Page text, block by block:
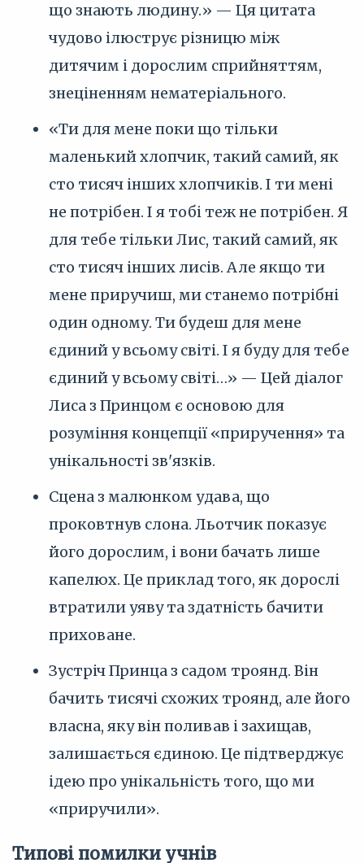
що знають людину.» — Ця цитата
чудово ілюструє різницю між
дитячим і дорослим сприйняттям,
знеціненням нематеріального.
«Ти для мене поки що тільки
маленький хлопчик, такий самий, як
сто тисяч інших хлопчиків. І ти мені
не потрібен. І я тобі теж не потрібен. Я
для тебе тільки Лис, такий самий, як
сто тисяч інших лисів. Але якщо ти
мене приручиш, ми станемо потрібні
один одному. Ти будеш для мене
єдиний у всьому світі. І я буду для тебе
єдиний у всьому світі…» — Цей діалог
Лиса з Принцом є основою для
розуміння концепції «приручення» та
унікальності зв'язків.
Сцена з малюнком удава, що
проковтнув слона. Льотчик показує
його дорослим, і вони бачать лише
капелюх. Це приклад того, як дорослі
втратили уяву та здатність бачити
приховане.
Зустріч Принца з садом троянд. Він
бачить тисячі схожих троянд, але його
власна, яку він поливав і захищав,
залишається єдиною. Це підтверджує
ідею про унікальність того, що ми
«приручили».
Типові помилки учнів